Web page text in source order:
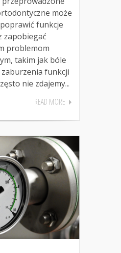
może
funkcje
zapobiegać
problemom
takim jak bóle
zaburzenia funkcji
nie zdajemy...
READ MORE